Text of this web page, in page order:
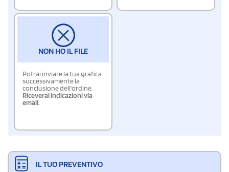
NON HO IL FILE
Potrai inviare la tua grafica
successivamente la
conclusione dell'ordine.
Riceverai indicazioni via
email.
IL TUO PREVENTIVO